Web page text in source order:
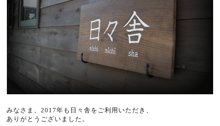
みなさま、2017年も日々舎をご利用いただき、
ありがとうございました。